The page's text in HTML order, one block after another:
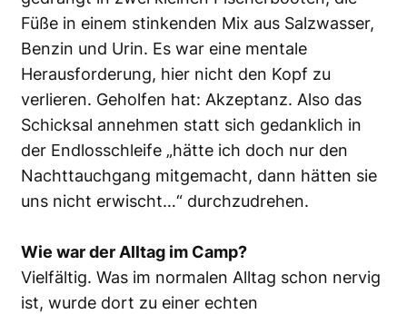
Füße in einem stinkenden Mix aus Salzwasser,
Benzin und Urin. Es war eine mentale
Herausforderung, hier nicht den Kopf zu
verlieren. Geholfen hat: Akzeptanz. Also das
Schicksal annehmen statt sich gedanklich in
der Endlosschleife „hätte ich doch nur den
Nachttauchgang mitgemacht, dann hätten sie
uns nicht erwischt…“ durchzudrehen.
Wie war der Alltag im Camp?
Vielfältig. Was im normalen Alltag schon nervig
ist, wurde dort zu einer echten